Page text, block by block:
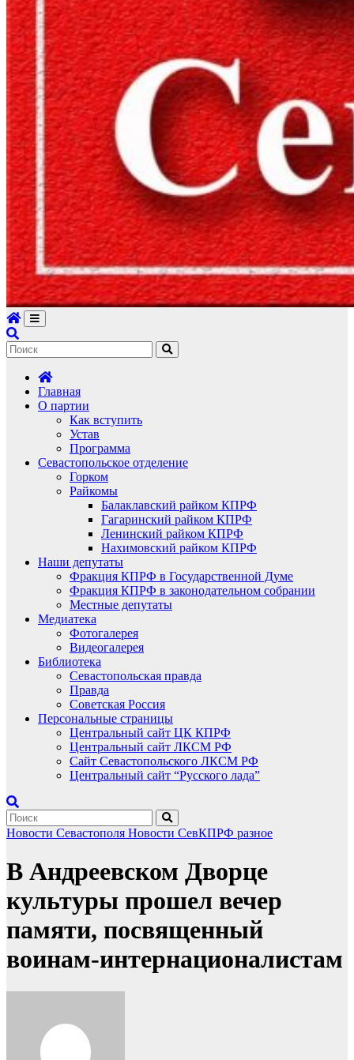
Главная
О партии
Как вступить
Устав
Программа
Севастопольское отделение
Горком
Райкомы
Балаклавский райком КПРФ
Гагаринский райком КПРФ
Ленинский райком КПРФ
Нахимовский райком КПРФ
Наши депутаты
Фракция КПРФ в Государственной Думе
Фракция КПРФ в законодательном собрании
Местные депутаты
Медиатека
Фотогалерея
Видеогалерея
Библиотека
Севастопольская правда
Правда
Советская Россия
Персональные страницы
Центральный сайт ЦК КПРФ
Центральный сайт ЛКСМ РФ
Сайт Севастопольского ЛКСМ РФ
Центральный сайт “Русского лада”
Новости Севастополя Новости СевКПРФ разное
В Андреевском Дворце
культуры прошел вечер
памяти, посвященный
воинам-интернационалистам